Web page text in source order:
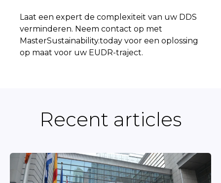
Laat een expert de complexiteit van uw DDS
verminderen. Neem contact op met
MasterSustainability.today voor een oplossing
op maat voor uw EUDR-traject.
Recent articles